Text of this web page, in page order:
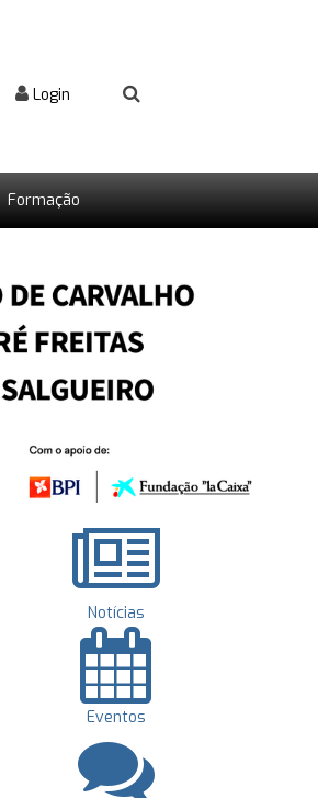
Login
Formação
Notícias
Eventos